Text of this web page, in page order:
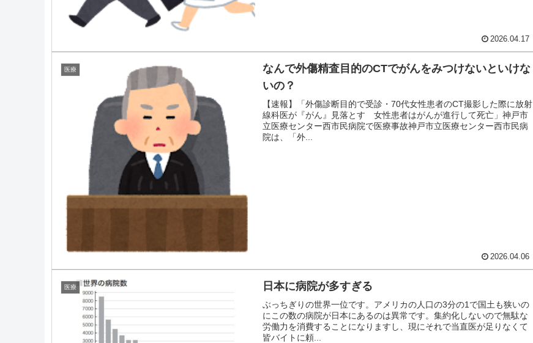
2026.04.17
医療
なんで外傷精査目的のCTでがんをみつけないといけな
いの？
【速報】「外傷診断目的で受診・70代女性患者のCT撮影した際に放射
線科医が『がん』見落とす 女性患者はがんが進行して死亡」神戸市
立医療センター西市民病院で医療事故神戸市立医療センター西市民病
院は、「外...
2026.04.06
医療 日本に病院が多すぎる
ぶっちぎりの世界一位です。アメリカの人口の3分の1で国土も狭いの
にこの数の病院が日本にあるのは異常です。集約化しないので無駄な
労働力を消費することになりますし、現にそれで当直医が足りなくて
皆バイトに頼...